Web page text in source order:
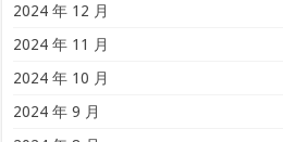
2024 年 12 月
2024 年 11 月
2024 年 10 月
2024 年 9 月